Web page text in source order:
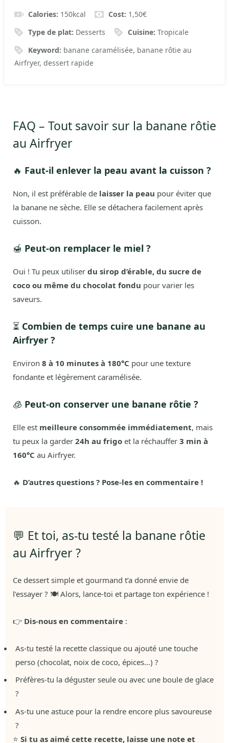
Calories: 150kcal Cost: 1,50€
Type de plat: Desserts Cuisine:Tropicale
Keyword: banane caramélisée, banane rôtie au
Airfryer, dessert rapide
FAQ – Tout savoir sur la banane rôtie
au Airfryer
🔥 Faut-il enlever la peau avant la cuisson ?
Non, il est préférable de laisser la peau pour éviter que
la banane ne sèche. Elle se détachera facilement après
cuisson.
🍯 Peut-on remplacer le miel ?
Oui ! Tu peux utiliser du sirop d’érable, du sucre de
coco ou même du chocolat fondu pour varier les
saveurs.
⏳ Combien de temps cuire une banane au
Airfryer ?
Environ 8 à 10 minutes à 180°C pour une texture
fondante et légèrement caramélisée.
🧊 Peut-on conserver une banane rôtie ?
Elle est meilleure consommée immédiatement, mais
tu peux la garder 24h au frigo et la réchauffer 3 min à
160°C au Airfryer.
🔥 D’autres questions ? Pose-les en commentaire !
💬 Et toi, as-tu testé la banane rôtie
au Airfryer ?
Ce dessert simple et gourmand t’a donné envie de
l’essayer ? 🍽️ Alors, lance-toi et partage ton expérience !
👉 Dis-nous en commentaire :
As-tu testé la recette classique ou ajouté une touche
perso (chocolat, noix de coco, épices…) ?
Préfères-tu la déguster seule ou avec une boule de glace
?
As-tu une astuce pour la rendre encore plus savoureuse
?
⭐ Si tu as aimé cette recette, laisse une note et